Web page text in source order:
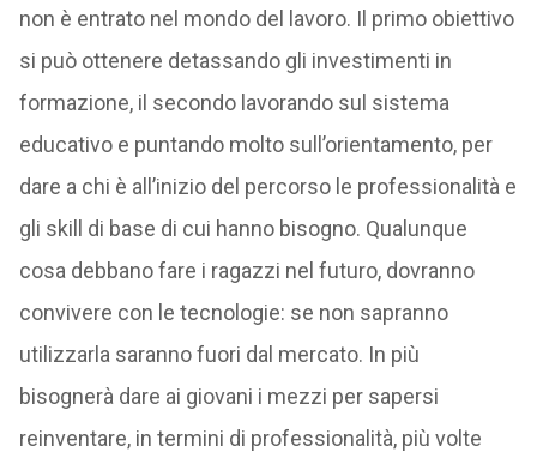
non è entrato nel mondo del lavoro. Il primo obiettivo
si può ottenere detassando gli investimenti in
formazione, il secondo lavorando sul sistema
educativo e puntando molto sull’orientamento, per
dare a chi è all’inizio del percorso le professionalità e
gli skill di base di cui hanno bisogno. Qualunque
cosa debbano fare i ragazzi nel futuro, dovranno
convivere con le tecnologie: se non sapranno
utilizzarla saranno fuori dal mercato. In più
bisognerà dare ai giovani i mezzi per sapersi
reinventare, in termini di professionalità, più volte